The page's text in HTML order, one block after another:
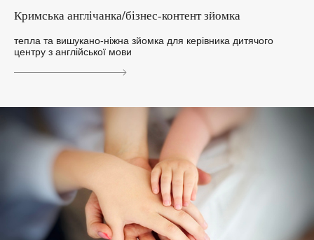
Кримська англічанка/бізнес-контент зйомка
тепла та вишукано-ніжна зйомка для керівника дитячого
центру з англійської мови